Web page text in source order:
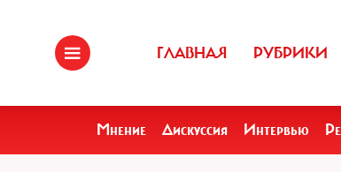
ГЛАВНАЯ РУБРИКИ
Мнение Дискуссия Интервью